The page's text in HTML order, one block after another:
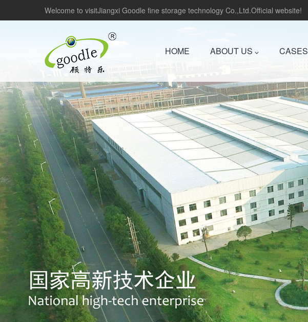
Welcome to visitJiangxi Goodle fine storage technology Co.,Ltd.Official website!
HOME ABOUT US CASES